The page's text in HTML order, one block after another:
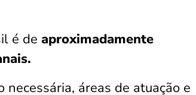
é de aproximadamente
necessária, áreas de atuação e